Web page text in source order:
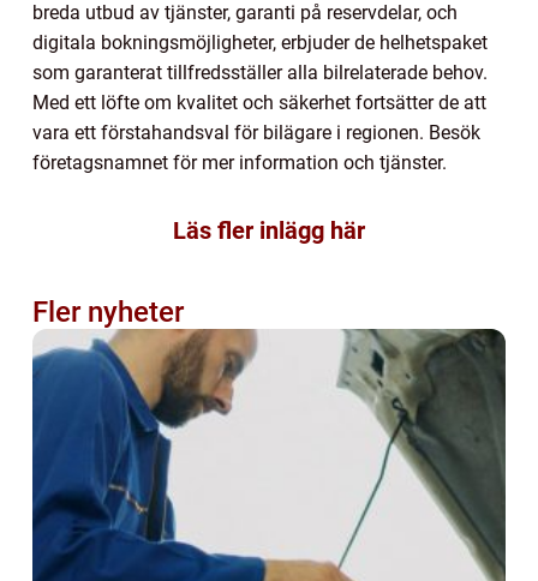
breda utbud av tjänster, garanti på reservdelar, och
digitala bokningsmöjligheter, erbjuder de helhetspaket
som garanterat tillfredsställer alla bilrelaterade behov.
Med ett löfte om kvalitet och säkerhet fortsätter de att
vara ett förstahandsval för bilägare i regionen. Besök
företagsnamnet för mer information och tjänster.
Läs fler inlägg här
Fler nyheter